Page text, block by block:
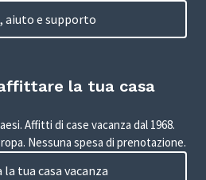
aiuto e supporto
la tua casa
Affitti di case vacanza dal 1968.
Nessuna spesa di prenotazione.
tua casa vacanza